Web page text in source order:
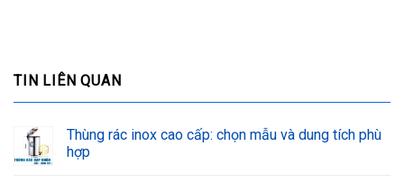
TIN LIÊN QUAN
Thùng rác inox cao cấp: chọn mẫu và dung tích phù
hợp